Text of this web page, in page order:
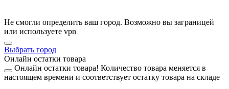
Не смогли определить ваш город. Возможно вы заграницей
или используете vpn
Выбрать город
Онлайн остатки товара
Онлайн остатки товара! Количество товара меняется в
настоящем времени и соответствует остатку товара на складе